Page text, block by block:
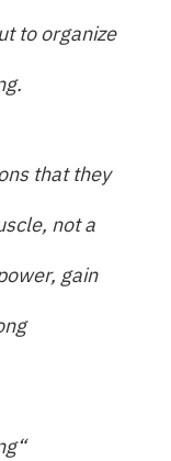
to organize
that they
not a
gain